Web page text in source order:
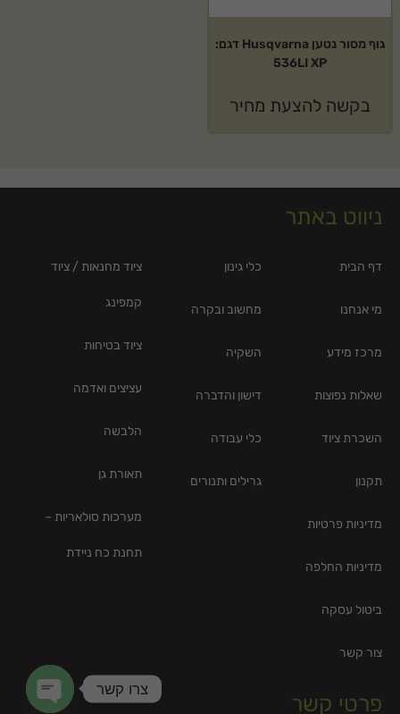
גוף מסור נטען Husqvarna דגם:
536LI XP
בקשה להצעת מחיר
ניווט באתר
דף הבית
מי אנחנו
מרכז מידע
שאלות נפוצות
השכרת ציוד
תקנון
מדיניות פרטיות
מדיניות החלפה
ביטול עסקה
צור קשר
כלי גינון
מחשוב ובקרה
השקיה
דישון והדברה
כלי עבודה
גרילים ותנורים
ציוד מחנאות / ציוד
קמפינג
ציוד בטיחות
עציצים ואדמה
הלבשה
תאורת גן
מערכות סולאריות –
תחנת כח ניידת
פרטי קשר
צרו קשר